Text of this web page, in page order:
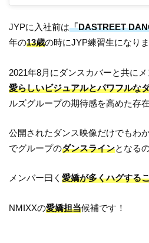
JYPに入社前は「DASTREET
年の13歳の時にJYP練習生になりま
2021年8月にダンスカバーと共に
愛らしいビジュアルとパワフルな
ルズグループの期待感を高めた存在
公開されたダンス映像だけでもわ
でグループのダンスラインとなる
メンバー曰く愛嬌が多くハグする
NMIXXの愛嬌担当候補です！